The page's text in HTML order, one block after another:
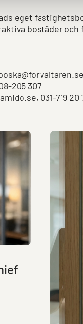
eget
bostäder och
205 307
031-719 20